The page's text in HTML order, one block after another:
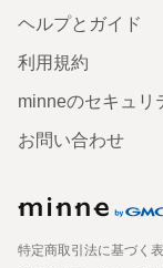
ヘルプとガイド
利用規約
minneのセキュリ
お問い合わせ
特定商取引法に基づく